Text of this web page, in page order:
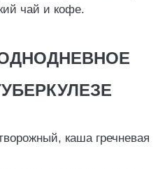
чай и кофе.
каша гречневая